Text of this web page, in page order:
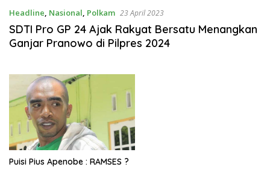
Headline, Nasional, Polkam 23 April 2023
SDTI Pro GP 24 Ajak Rakyat Bersatu Menangkan
Ganjar Pranowo di Pilpres 2024
Puisi Pius Apenobe : RAMSES ?